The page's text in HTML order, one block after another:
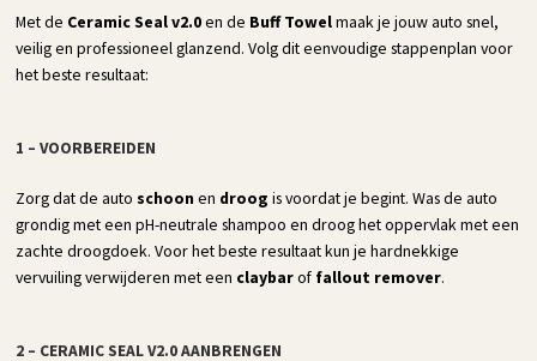
Met de Ceramic Seal v2.0en de Buff Towelmaak je jouw auto snel,
veilig en professioneel glanzend. Volg dit eenvoudige stappenplan voor
het beste resultaat:
1 – VOORBEREIDEN
Zorg dat de autoschoon en droog is voordat je begint. Was de auto
grondig met een pH-neutrale shampoo en droog het oppervlak met een
zachte droogdoek. Voor het beste resultaat kun je hardnekkige
vervuiling verwijderen met een claybarof fallout remover.
2 – CERAMIC SEAL V2.0 AANBRENGEN